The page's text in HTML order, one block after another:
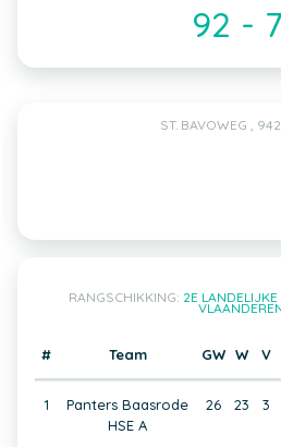
92 -
ST. BAVOWEG ,
RANGSCHIKKING: 2E
# Team GW W V
1
Panters Baasrode
HSE A
26 23 3